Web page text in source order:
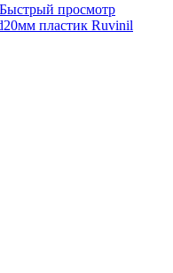
Быстрый просмотр
пластик Ruvinil